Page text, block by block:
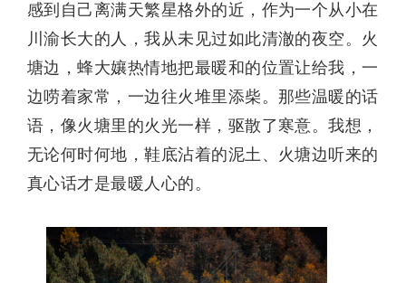
感到自己离满天繁星格外的近，作为一个从小在
川渝长大的人，我从未见过如此清澈的夜空。火
塘边，蜂大孃热情地把最暖和的位置让给我，一
边唠着家常，一边往火堆里添柴。那些温暖的话
语，像火塘里的火光一样，驱散了寒意。我想，
无论何时何地，鞋底沾着的泥土、火塘边听来的
真心话才是最暖人心的。